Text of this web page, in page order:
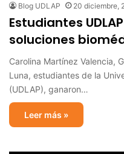
Blog UDLAP 20 diciembre,
Estudiantes
soluciones
Carolina Martínez Valencia,
Luna, estudiantes de la
(UDLAP), ganaron…
Leer más »